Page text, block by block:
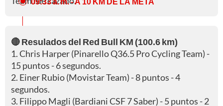
🔴 Resulados del Red Bull KM (100.6 km)
1. Chris Harper (Pinarello Q36.5 Pro Cycling Team) -
15 puntos - 6 segundos.
2. Einer Rubio (Movistar Team) - 8 puntos - 4
segundos.
3. Filippo Magli (Bardiani CSF 7 Saber) - 5 puntos - 2